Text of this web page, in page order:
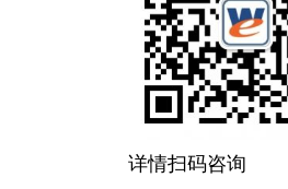
详情扫码咨询